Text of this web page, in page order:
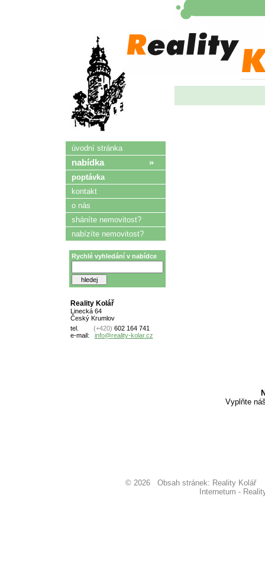
úvodní stránka
nabídka »
poptávka
kontakt
o nás
sháníte nemovitost?
nabízíte nemovitost?
Rychlé vyhledání v nabídce
Reality Kolář
Linecká 64
Český Krumlov
tel.
(+420) 602 164 741
e-mail:
info@reality-kolar.cz
Vyplňte
© 2026 Obsah stránek: Reality
Internetum -